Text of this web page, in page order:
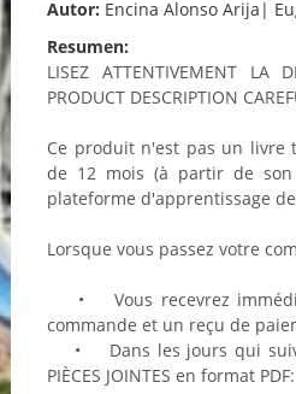
Autor: Encina Alonso Arija|
Resumen:
LISEZ ATTENTIVEMENT LA
PRODUCT DESCRIPTION
Ce produit n'est pas un livre
de 12 mois (à partir de
plateforme d'apprentissage
Lorsque vous passez votre
• Vous recevrez
commande et un reçu de
• Dans les jours qui
PIÈCES JOINTES en format PDF: